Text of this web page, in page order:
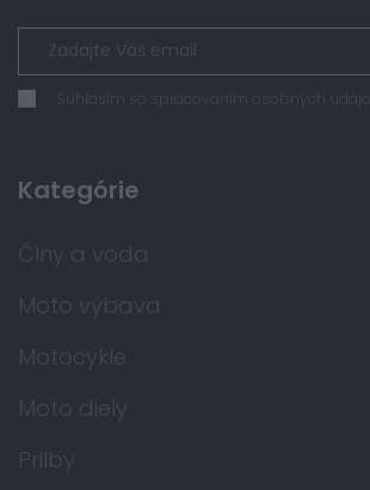
Súhlasím so spracovaním osobných údajov
Kategórie
Člny a voda
Moto výbava
Motocykle
Moto diely
Prilby